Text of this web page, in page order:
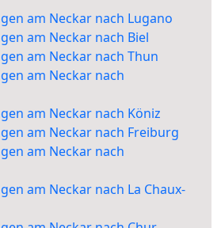
am Neckar nach Lugano
am Neckar nach Biel
am Neckar nach Thun
am Neckar nach
am Neckar nach Köniz
am Neckar nach Freiburg
am Neckar nach
am Neckar nach La Chaux-